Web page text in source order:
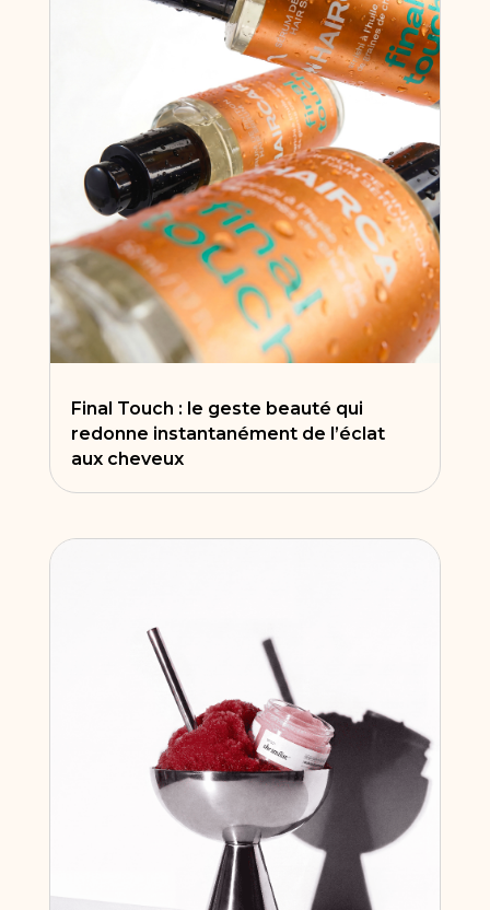
Final Touch : le geste beauté qui
redonne instantanément de l’éclat
aux cheveux